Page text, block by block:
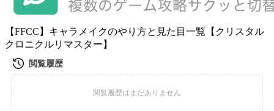
【FFCC】キャラメイクのやり方と見た目一覧【クリスタル
クロニクルリマスター】